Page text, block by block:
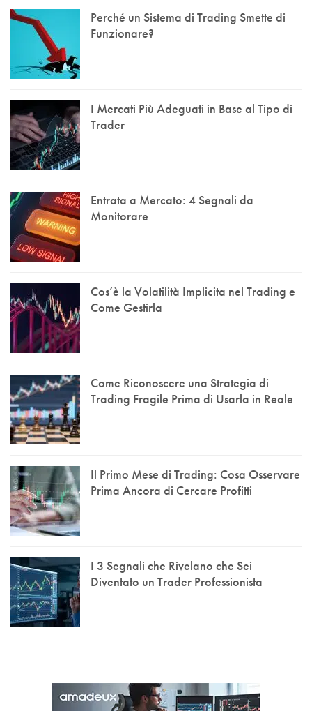
Perché un Sistema di Trading Smette di
Funzionare?
I Mercati Più Adeguati in Base al Tipo di
Trader
Entrata a Mercato: 4 Segnali da
Monitorare
Cos’è la Volatilità Implicita nel Trading e
Come Gestirla
Come Riconoscere una Strategia di
Trading Fragile Prima di Usarla in Reale
Il Primo Mese di Trading: Cosa Osservare
Prima Ancora di Cercare Profitti
I 3 Segnali che Rivelano che Sei
Diventato un Trader Professionista